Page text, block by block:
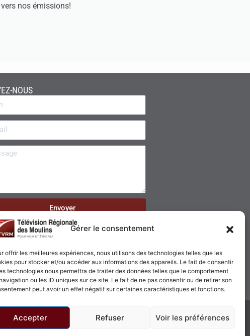
Gérer le consentement
offrir les meilleures expériences, nous utilisons des technologies telles que les
pour stocker et/ou accéder aux informations des appareils. Le fait de consentir
technologies nous permettra de traiter des données telles que le comportement
ou les ID uniques sur ce site. Le fait de ne pas consentir ou de retirer son
peut avoir un effet négatif sur certaines caractéristiques et fonctions.
Accepter Refuser Voir les préférences
nos émissions!
NOUS
Envoyer
Politique de confidentialité